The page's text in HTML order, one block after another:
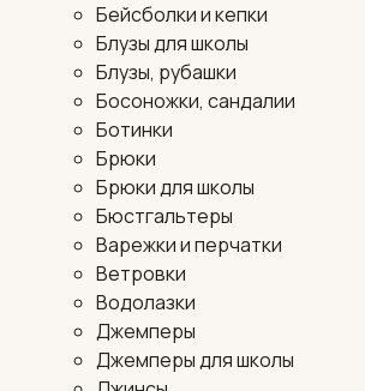
Бейсболки и кепки
Блузы для школы
Блузы, рубашки
Босоножки, сандалии
Ботинки
Брюки
Брюки для школы
Бюстгальтеры
Варежки и перчатки
Ветровки
Водолазки
Джемперы
Джемперы для школы